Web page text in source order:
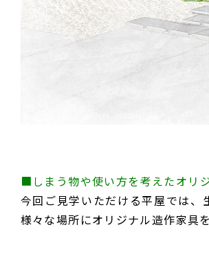
■ しまう物や使い方を考えたオリ
今回ご見学いただける平屋では
様々な場所にオリジナル造作家具